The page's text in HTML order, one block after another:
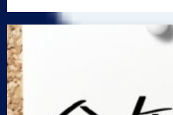
大好きな先輩を独り占めした
彼氏
…